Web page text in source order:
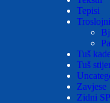
Tepisi
Tuš
Tuš
Zavjese
Zidni